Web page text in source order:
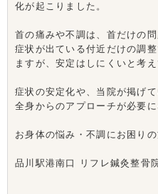
化が起こりました。
首の痛みや不調は、首だけの
症状が出ている付近だけの調
ますが、安定はしにくいと考え
症状の安定化や、当院が掲げ
全身からのアプローチが必要に
お身体の悩み・不調にお困り
品川駅港南口 リフレ鍼灸整骨